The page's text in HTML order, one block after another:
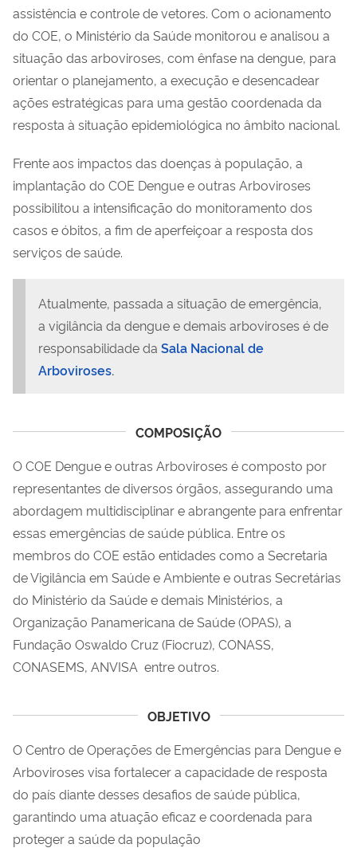
assistência e controle de vetores. Com o acionamento
do COE, o Ministério da Saúde monitorou e analisou a
situação das arboviroses, com ênfase na dengue, para
orientar o planejamento, a execução e desencadear
ações estratégicas para uma gestão coordenada da
resposta à situação epidemiológica no âmbito nacional.
Frente aos impactos das doenças à população, a
implantação do COE Dengue e outras Arboviroses
possibilitou a intensificação do monitoramento dos
casos e óbitos, a fim de aperfeiçoar a resposta dos
serviços de saúde.
Atualmente, passada a situação de emergência,
a vigilância da dengue e demais arboviroses é de
responsabilidade da Sala Nacional de
Arboviroses.
COMPOSIÇÃO
O COE Dengue e outras Arboviroses é composto por
representantes de diversos órgãos, assegurando uma
abordagem multidisciplinar e abrangente para enfrentar
essas emergências de saúde pública. Entre os
membros do COE estão entidades como a Secretaria
de Vigilância em Saúde e Ambiente e outras Secretárias
do Ministério da Saúde e demais Ministérios, a
Organização Panamericana de Saúde (OPAS), a
Fundação Oswaldo Cruz (Fiocruz), CONASS,
CONASEMS, ANVISA entre outros.
OBJETIVO
O Centro de Operações de Emergências para Dengue e
Arboviroses visa fortalecer a capacidade de resposta
do país d­iante desses desafios de saúde pública,
garantindo uma atuação eficaz e coordenada para
proteger a saúde da população